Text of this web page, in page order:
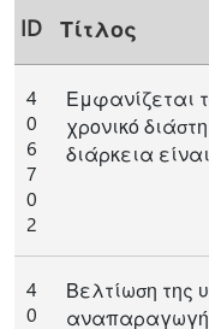
ID Τίτλος
4
0
6
7
0
2
Εμφανίζεται
χρονικό
διάρκεια
4
0
Βελτίωση της
αναπαραγωγή